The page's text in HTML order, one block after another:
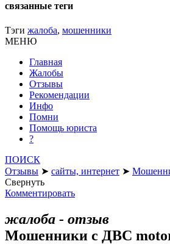
связанные теги
Тэги жалоба, мошенники
МЕНЮ
Главная
Жалобы
Отзывы
Рекомендации
Инфо
Помни
Помощь юриста
?
ПОИСК
Отзывы ➤ сайты, интернет ➤
Свернуть
Комментировать
жалоба - отзыв
Мошенники с ДВС